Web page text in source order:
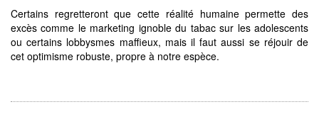
Certains regretteront que cette réalité humaine permette des
excès comme le marketing ignoble du tabac sur les adolescents
ou certains lobbysmes maffieux, mais il faut aussi se réjouir de
cet optimisme robuste, propre à notre espèce.